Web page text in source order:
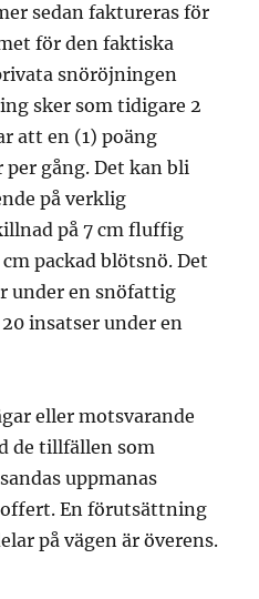
sedan faktureras för
för den faktiska
snöröjningen
sker som tidigare 2
att en (1) poäng
gång. Det kan bli
på verklig
på 7 cm fluffig
packad blötsnö. Det
under en snöfattig
insatser under en
eller motsvarande
de tillfällen som
uppmanas
En förutsättning
på vägen är överens.